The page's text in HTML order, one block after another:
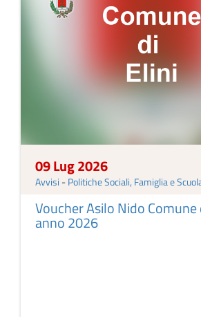
09 Lug 2026
Avvisi - Politiche Sociali, Famiglia e
Voucher Asilo Nido Comune
anno 2026